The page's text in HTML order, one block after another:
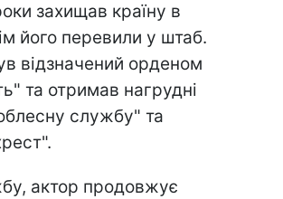
захищав країну в
його перевили у штаб.
відзначений орденом
та отримав нагрудні
службу" та
актор продовжує